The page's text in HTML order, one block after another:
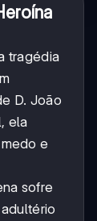
tragédia
D. João
ela
e
sofre